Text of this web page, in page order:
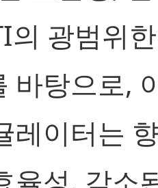
의 광범위
바탕으로,
레이터는